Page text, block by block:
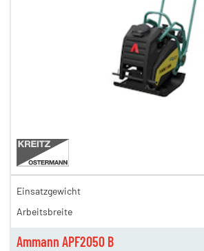
Ammann APF2050 B
35,00 €
27,00 €
Einsatzgewicht
Arbeitsbreite